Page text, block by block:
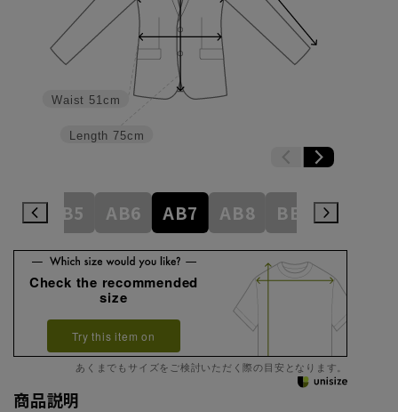
Length 75cm
Waist 51cm
AB5 AB6 AB7 AB8 BE3 BE4
Check the recommended
size
Try this item on
あくまでもサイズをご検討いただく際の目安となります。
商品説明